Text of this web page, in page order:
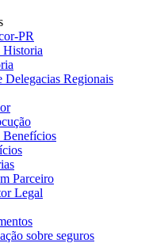
PR
Historia
Delegacias Regionais
Benefícios
Parceiro
Legal
sobre seguros